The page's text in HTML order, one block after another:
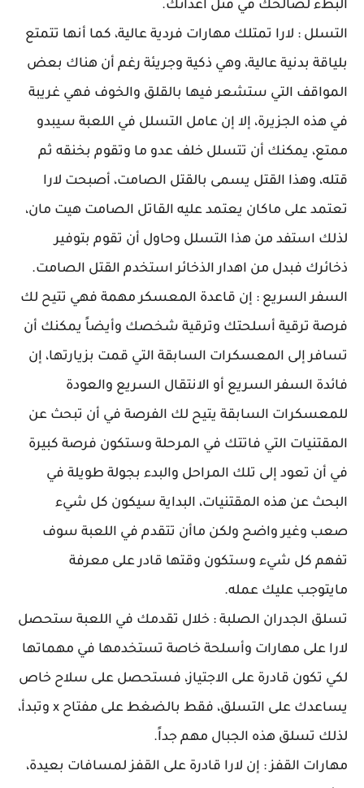
البطء لصالحك في قتل أعدائك.
التسلل : لارا تمتلك مهارات فردية عالية، كما أنها تتمتع
بلياقة بدنية عالية، وهي ذكية وجريئة رغم أن هناك بعض
المواقف التي ستشعر فيها بالقلق والخوف فهي غريبة
في هذه الجزيرة، إلا إن عامل التسلل في اللعبة سيبدو
ممتع، يمكنك أن تتسلل خلف عدو ما وتقوم بخنقه ثم
قتله، وهذا القتل يسمى بالقتل الصامت، أصبحت لارا
تعتمد على ماكان يعتمد عليه القاتل الصامت هيت مان،
لذلك استفد من هذا التسلل وحاول أن تقوم بتوفير
ذخائرك فبدل من اهدار الذخائر استخدم القتل الصامت.
السفر السريع : إن قاعدة المعسكر مهمة فهي تتيح لك
فرصة ترقية أسلحتك وترقية شخصك وأيضاً يمكنك أن
تسافر إلى المعسكرات السابقة التي قمت بزيارتها، إن
فائدة السفر السريع أو الانتقال السريع والعودة
للمعسكرات السابقة يتيح لك الفرصة في أن تبحث عن
المقتنيات التي فاتتك في المرحلة وستكون فرصة كبيرة
في أن تعود إلى تلك المراحل والبدء بجولة طويلة في
البحث عن هذه المقتنيات، البداية سيكون كل شيء
صعب وغير واضح ولكن ماأن تتقدم في اللعبة سوف
تفهم كل شيء وستكون وقتها قادر على معرفة
مايتوجب عليك عمله.
تسلق الجدران الصلبة : خلال تقدمك في اللعبة ستحصل
لارا على مهارات وأسلحة خاصة تستخدمها في مهماتها
لكي تكون قادرة على الاجتياز، فستحصل على سلاح خاص
يساعدك على التسلق، فقط بالضغط على مفتاح x وتبدأ،
لذلك تسلق هذه الجبال مهم جداً.
مهارات القفز : إن لارا قادرة على القفز لمسافات بعيدة،